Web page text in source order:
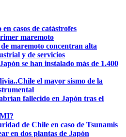
casos de catástrofes
maremoto
maremoto concentran alta
y de servicios
se han instalado más de 1.400
el mayor sismo de la
fallecido en Japón tras el
de Chile en caso de Tsunamis
en dos plantas de Japón